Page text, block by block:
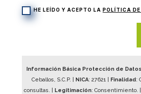
HE LEÍDO Y ACEPTO LA POLÍTICA
Información Básica Protección de
Ceballos, S.C.P. |
NICA: 27621| Finalidad:
consultas. |
Legitimación: Consentimiento. |